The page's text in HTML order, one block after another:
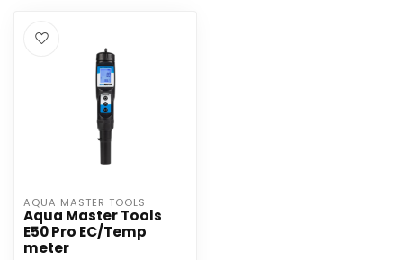
AQUA MASTER TOOLS
Aqua Master Tools
E50 Pro EC/Temp
meter